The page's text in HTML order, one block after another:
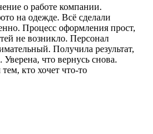
о работе компании.
на одежде. Всё сделали
Процесс оформления прост,
не возникло. Персонал
Получила результат,
что вернусь снова.
кто хочет что-то